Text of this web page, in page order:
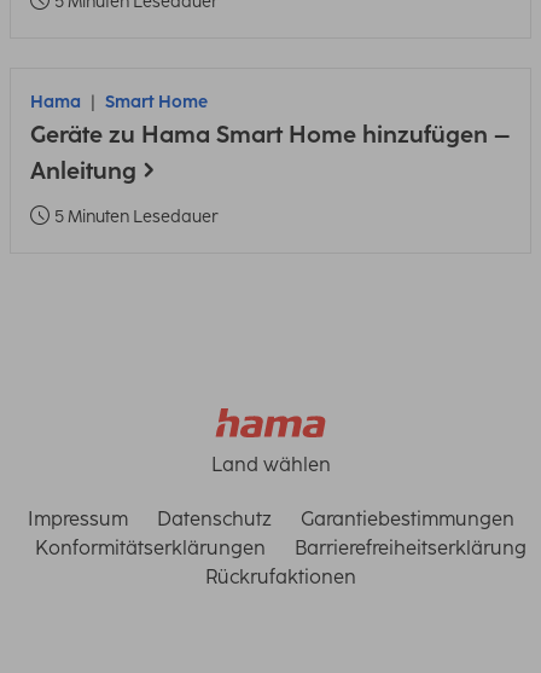
Hama Smart Home
Geräte zu Hama Smart Home hinzufügen –
Anleitung
5 Minuten Lesedauer
Land wählen
Impressum Datenschutz
Garantiebestimmungen
Konformitätserklärungen
Barrierefreiheitserklärung
Rückrufaktionen